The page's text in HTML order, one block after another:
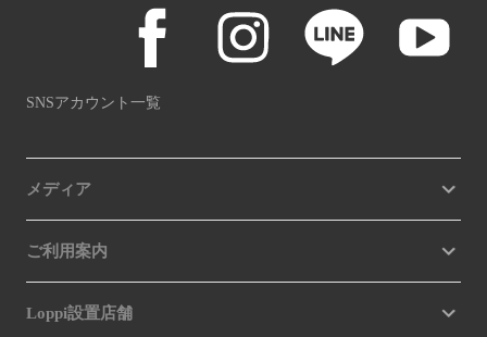
SNSアカウント一覧
メディア
ご利用案内
Loppi設置店舗